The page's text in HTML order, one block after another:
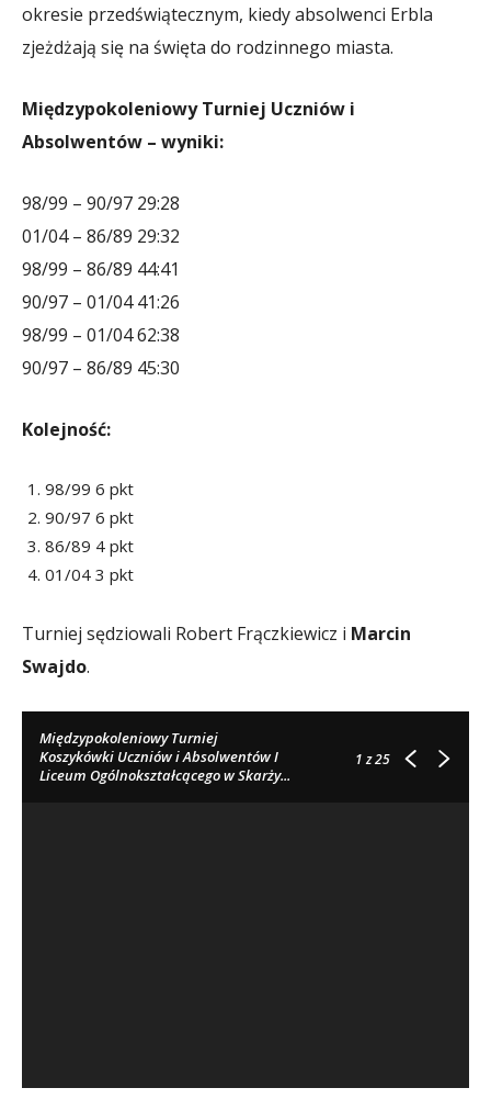
okresie przedświątecznym, kiedy absolwenci Erbla
zjeżdżają się na święta do rodzinnego miasta.
Międzypokoleniowy Turniej Uczniów i
Absolwentów – wyniki:
98/99 – 90/97 29:28
01/04 – 86/89 29:32
98/99 – 86/89 44:41
90/97 – 01/04 41:26
98/99 – 01/04 62:38
90/97 – 86/89 45:30
Kolejność:
98/99 6 pkt
90/97 6 pkt
86/89 4 pkt
01/04 3 pkt
Turniej sędziowali Robert Frączkiewicz i Marcin
Swajdo.
Międzypokoleniowy Turniej
Koszykówki Uczniów i Absolwentów I
Liceum Ogólnokształcącego w Skarży...
1z 25